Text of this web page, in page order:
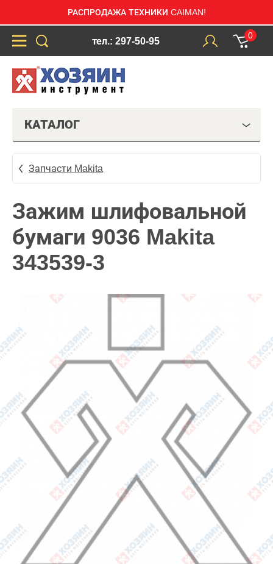
РАСПРОДАЖА ТЕХНИКИ CAIMAN!
тел.: 297-50-95
0
КАТАЛОГ
Запчасти Makita
Зажим шлифовальной
бумаги 9036 Makita
343539-3